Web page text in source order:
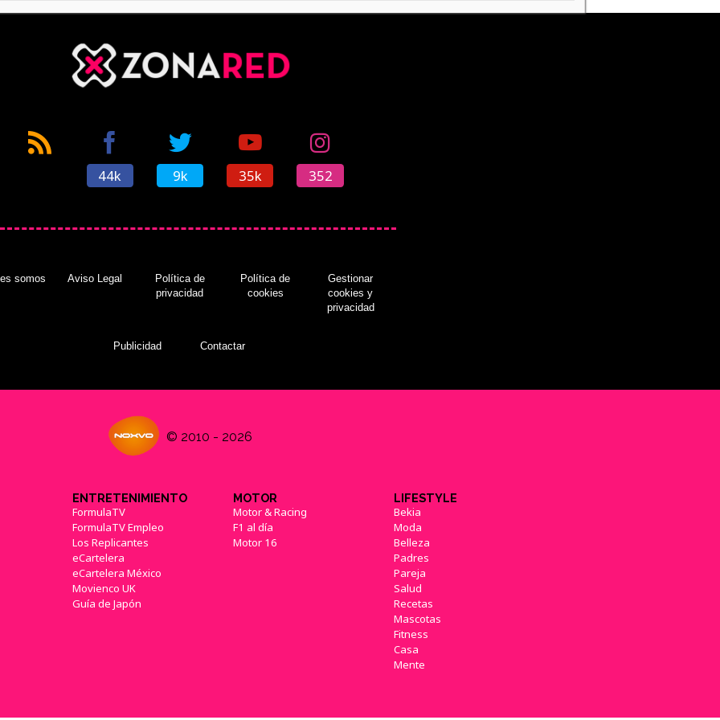
44k 9k 35k 352
somos Aviso Legal
Política de
privacidad
Política de
cookies
Gestionar
cookies y
privacidad
Publicidad Contactar
© 2010 - 2026
ENTRETENIMIENTO
FormulaTV
FormulaTV Empleo
Los Replicantes
eCartelera
eCartelera México
Movienco UK
Guía de Japón
MOTOR
Motor & Racing
F1 al día
Motor 16
LIFESTYLE
Bekia
Moda
Belleza
Padres
Pareja
Salud
Recetas
Mascotas
Fitness
Casa
Mente